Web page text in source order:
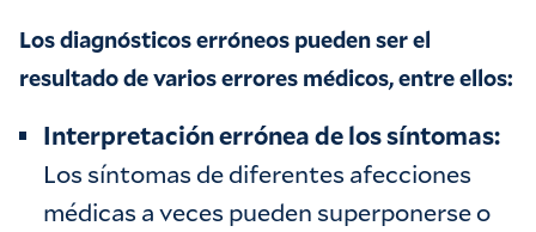
Los diagnósticos erróneos pueden ser el
resultado de varios errores médicos, entre ellos:
Interpretación errónea de los síntomas:
Los síntomas de diferentes afecciones
médicas a veces pueden superponerse o